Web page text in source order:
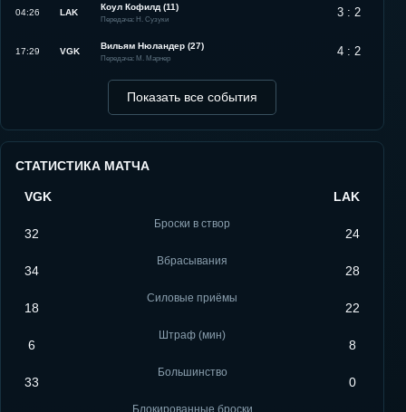
04:26 LAK
Коул Кофилд (11)
Передача: Н. Сузуки 3 : 2
17:29 VGK
Вильям Нюландер (27)
Передача: М. Марнер 4 : 2
Показать все события
СТАТИСТИКА МАТЧА
VGK LAK
32
Броски в створ
24
34
Вбрасывания
28
18
Силовые приёмы
22
6
Штраф (мин)
8
33
Большинство
0
Блокированные броски